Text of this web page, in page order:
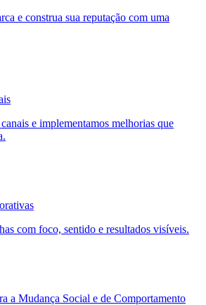
e construa sua reputação com uma
e implementamos melhorias que
com foco, sentido e resultados visíveis.
a Mudança Social e de Comportamento